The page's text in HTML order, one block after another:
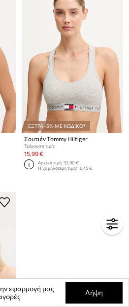
ΕΞΤΡΑ -5% ΜΕ ΚΩΔΙΚΟ*
Σουτιέν Tommy Hilfiger
Τρέχουσα τιμή:
15,99 €
Αρχική τιμή:32,90 €
Η χαμηλότερη τιμή:16,45 €
εφαρμογή μας
Λήψη